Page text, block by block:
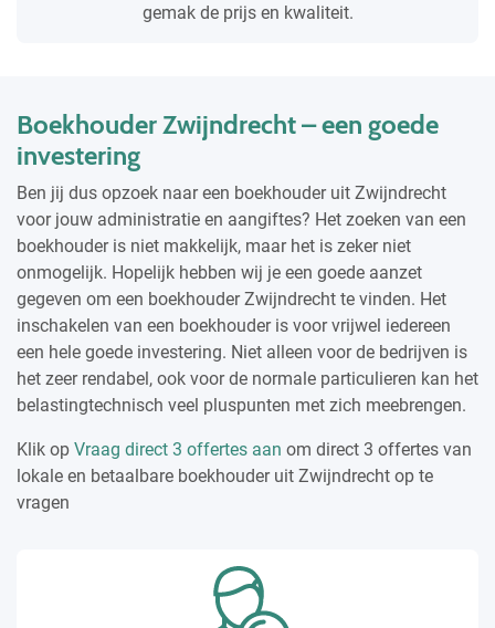
gemak de prijs en kwaliteit.
Boekhouder Zwijndrecht – een goede
investering
Ben jij dus opzoek naar een boekhouder uit Zwijndrecht
voor jouw administratie en aangiftes? Het zoeken van een
boekhouder is niet makkelijk, maar het is zeker niet
onmogelijk. Hopelijk hebben wij je een goede aanzet
gegeven om een boekhouder Zwijndrecht te vinden. Het
inschakelen van een boekhouder is voor vrijwel iedereen
een hele goede investering. Niet alleen voor de bedrijven is
het zeer rendabel, ook voor de normale particulieren kan het
belastingtechnisch veel pluspunten met zich meebrengen.
Klik op Vraag direct 3 offertes aan om direct 3 offertes van
lokale en betaalbare boekhouder uit Zwijndrecht op te
vragen